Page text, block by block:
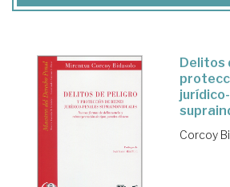
Delitos
Corcoy